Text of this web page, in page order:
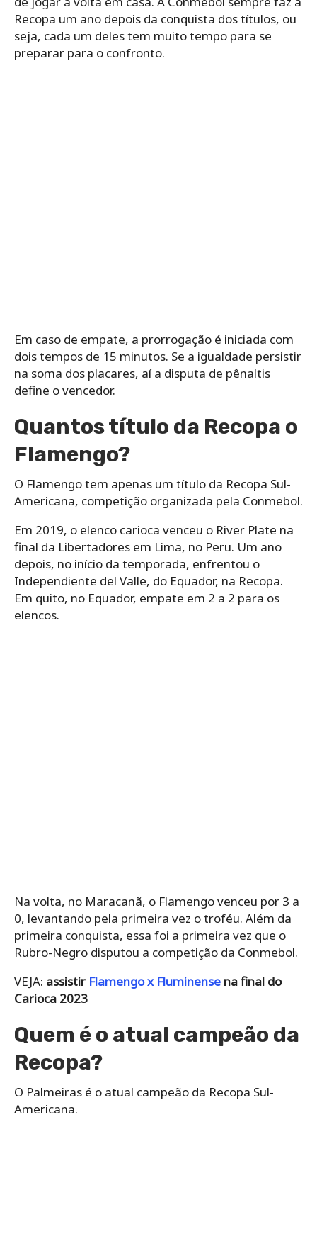
Recopa um ano depois da conquista dos títulos, ou
seja, cada um deles tem muito tempo para se
preparar para o confronto.
Em caso de empate, a prorrogação é iniciada com
dois tempos de 15 minutos. Se a igualdade persistir
na soma dos placares, aí a disputa de pênaltis
define o vencedor.
Quantos título da Recopa o
Flamengo?
O Flamengo tem apenas um título da Recopa Sul-
Americana, competição organizada pela Conmebol.
Em 2019, o elenco carioca venceu o River Plate na
final da Libertadores em Lima, no Peru. Um ano
depois, no início da temporada, enfrentou o
Independiente del Valle, do Equador, na Recopa.
Em quito, no Equador, empate em 2 a 2 para os
elencos.
Na volta, no Maracanã, o Flamengo venceu por 3 a
0, levantando pela primeira vez o troféu. Além da
primeira conquista, essa foi a primeira vez que o
Rubro-Negro disputou a competição da Conmebol.
VEJA: assistir Flamengo x Fluminense na final do
Carioca 2023
Quem é o atual campeão da
Recopa?
O Palmeiras é o atual campeão da Recopa Sul-
Americana.